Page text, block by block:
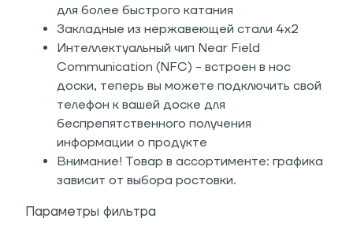
для более быстрого катания
Закладные из нержавеющей стали 4х2
Интеллектуальный чип Near Field
Communication (NFC) - встроен в нос
доски, теперь вы можете подключить свой
телефон к вашей доске для
беспрепятственного получения
информации о продукте
Внимание! Товар в ассортименте: графика
зависит от выбора ростовки.
Параметры фильтра